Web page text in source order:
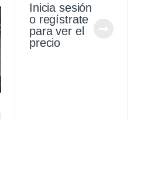
Inicia sesión
o regístrate
para ver el
precio